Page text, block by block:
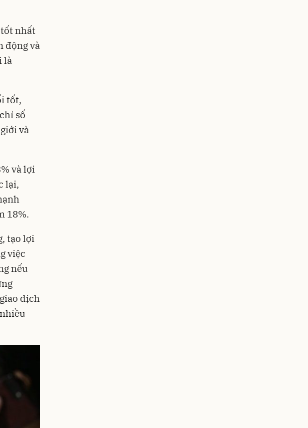
nhất
động và
là
tốt,
số
và
và lợi
lại,
18%.
tạo lợi
việc
nếu
dịch